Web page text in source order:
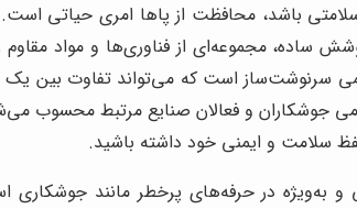
باشد، محافظت از پاها امری حیاتی
مجموعه‌ای از فناوری‌ها و مواد مقاوم
است که می‌تواند تفاوت بین یک روز
جوشکاران و فعالان صنایع مرتبط محسوب
سلامت و ایمنی خود داشته باشید.
در حرفه‌های پرخطر مانند جوشکاری